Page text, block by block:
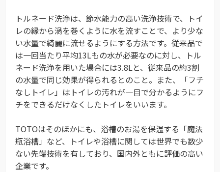
トルネード洗浄は、節水能力の高い洗浄技術で、トイ
レの縁から渦を巻くように水を流すことで、より少な
い水量で綺麗に流せるようにする方法です。従来品で
は一回当たり平均13Lもの水が必要なのに対し、トル
ネード洗浄を用いた場合には3.8Lと、従来品の約3割
の水量で同じ効果が得られるとのこと。また、「フチ
なしトイレ」はトイレの汚れが一目で分かるようにフ
チをできるだけなくしたトイレをいいます。
TOTOはそのほかにも、浴槽のお湯を保温する「魔法
瓶浴槽」など、トイレや浴槽に関しては世界でも数少
ない先端技術を有しており、国内外ともに評価の高い
企業です。